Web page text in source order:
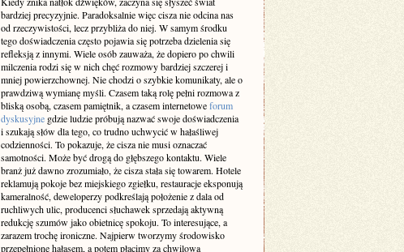
bardziej precyzyjnie. Paradoksalnie więc cisza nie odcina nas
od rzeczywistości, lecz przybliża do niej. W samym środku
tego doświadczenia często pojawia się potrzeba dzielenia się
refleksją z innymi. Wiele osób zauważa, że dopiero po chwili
milczenia rodzi się w nich chęć rozmowy bardziej szczerej i
mniej powierzchownej. Nie chodzi o szybkie komunikaty, ale o
prawdziwą wymianę myśli. Czasem taką rolę pełni rozmowa z
bliską osobą, czasem pamiętnik, a czasem internetoweforum
dyskusyjne gdzie ludzie próbują nazwać swoje doświadczenia
i szukają słów dla tego, co trudno uchwycić w hałaśliwej
codzienności. To pokazuje, że cisza nie musi oznaczać
samotności. Może być drogą do głębszego kontaktu. Wiele
branż już dawno zrozumiało, że cisza stała się towarem. Hotele
reklamują pokoje bez miejskiego zgiełku, restauracje eksponują
kameralność, deweloperzy podkreślają położenie z dala od
ruchliwych ulic, producenci słuchawek sprzedają aktywną
redukcję szumów jako obietnicę spokoju. To interesujące, a
zarazem trochę ironiczne. Najpierw tworzymy środowisko
przepełnione hałasem, a potem płacimy za chwilową